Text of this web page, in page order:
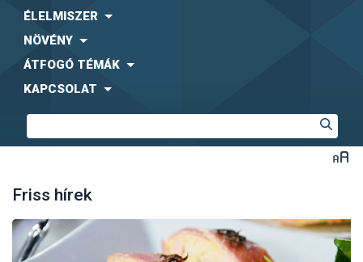
ÉLELMISZER
NÖVÉNY
ÁTFOGÓ TÉMÁK
KAPCSOLAT
Friss hírek